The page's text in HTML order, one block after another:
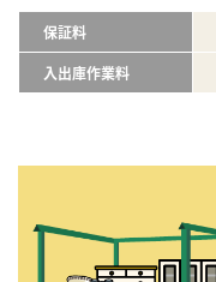
保証料
入出庫作業料